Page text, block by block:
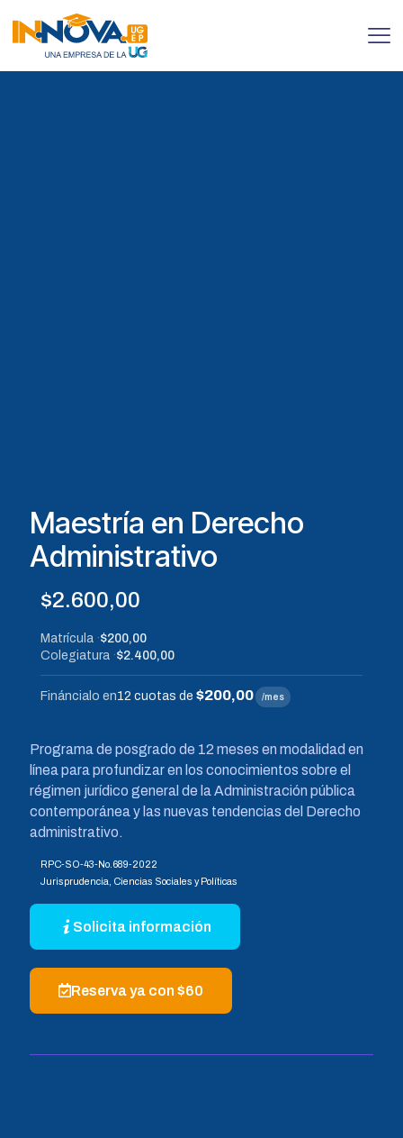
Maestría en Derecho
Administrativo
$2.600,00
Matrícula $200,00
Colegiatura $2.400,00
Fináncialo en12 cuotas de $200,00 /mes
Programa de posgrado de 12 meses en modalidad en
línea para profundizar en los conocimientos sobre el
régimen jurídico general de la Administración pública
contemporánea y las nuevas tendencias del Derecho
administrativo.
RPC-SO-43-No.689-2022
Jurisprudencia, Ciencias Sociales y Políticas
Solicita información
Reserva ya con $60